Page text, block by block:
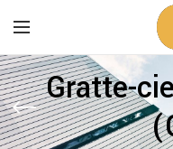
Gratte-